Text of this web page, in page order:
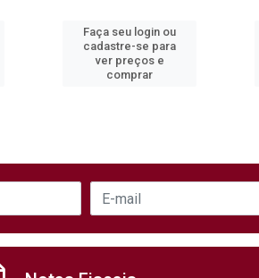
Faça seu login ou
cadastre-se para
ver preços e
comprar